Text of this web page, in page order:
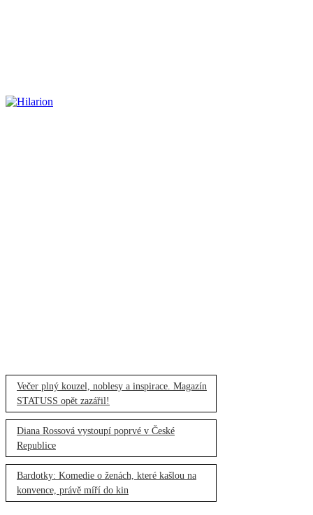
Večer plný kouzel, noblesy a inspirace. Magazín
STATUSS opět zazářil!
Diana Rossová vystoupí poprvé v České
Republice
Bardotky: Komedie o ženách, které kašlou na
konvence, právě míří do kin